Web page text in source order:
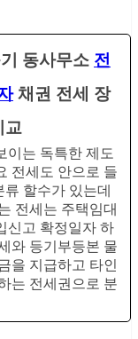
동사무소 전
채권 전세 장
교
이는 독특한 제도
전세도 안으로 들
할수가 있는데
전세는 주택임대
신고 확정일자 하
와 등기부등본 물
을 지급하고 타인
는 전세권으로 분